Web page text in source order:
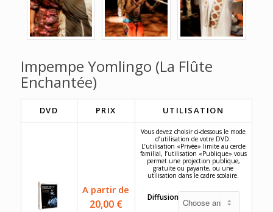
Impempe Yomlingo (La Flûte
Enchantée)
DVD PRIX UTILISATION
A partir de
20,00 €
Vous devez choisir ci-dessous le mode
d’utilisation de votre DVD.
L’utilisation «Privée» limite au cercle
familial, l’utilisation «Publique» vous
permet une projection publique,
gratuite ou payante, ou une
utilisation dans le cadre scolaire.
Diffusion